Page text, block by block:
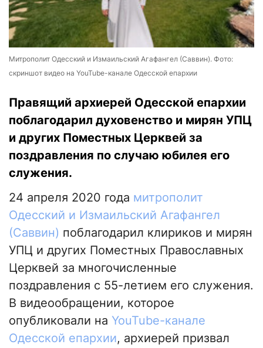
Митрополит Одесский и Измаильский Агафангел (Саввин). Фото:
скриншот видео на YouTube-канале Одесской епархии
Правящий архиерей Одесской епархии
поблагодарил духовенство и мирян УПЦ
и других Поместных Церквей за
поздравления по случаю юбилея его
служения.
24 апреля 2020 года митрополит
Одесский и Измаильский Агафангел
(Саввин) поблагодарил клириков и мирян
УПЦ и других Поместных Православных
Церквей за многочисленные
поздравления с 55-летием его служения.
В видеообращении, которое
опубликовали на YouTube-канале
Одесской епархии, архиерей призвал